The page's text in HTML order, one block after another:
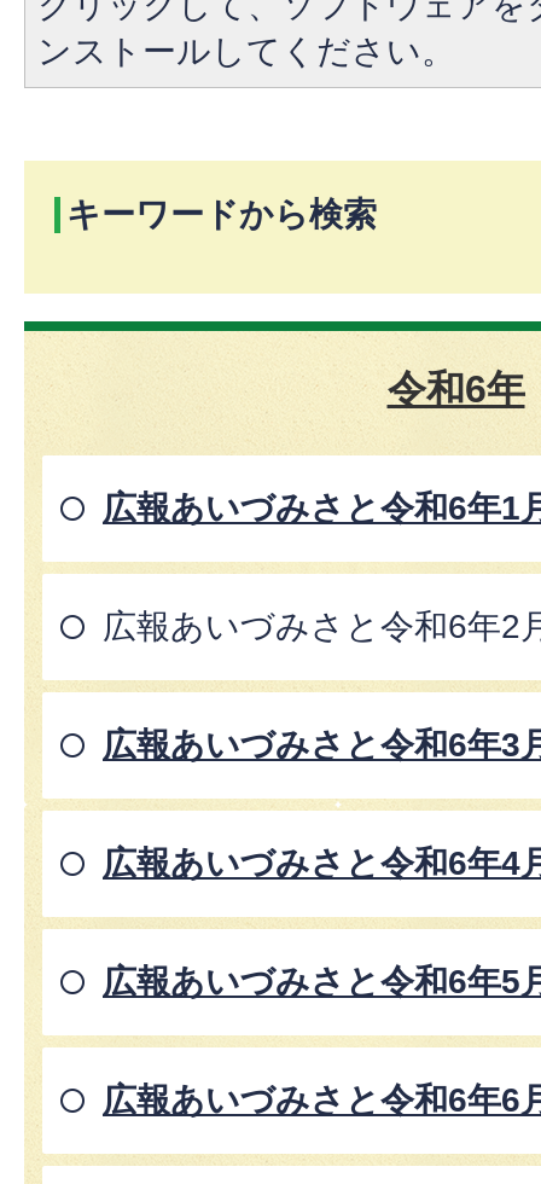
ンストールしてください。
キーワードから検索
令和6年
広報あいづみさと令和6年1
広報あいづみさと令和6年2
広報あいづみさと令和6年3
広報あいづみさと令和6年4
広報あいづみさと令和6年5
広報あいづみさと令和6年6